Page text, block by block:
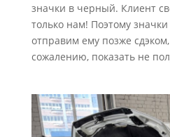
значки в черный. Клиент
только нам! Поэтому
отправим ему позже
сожалению, показать не